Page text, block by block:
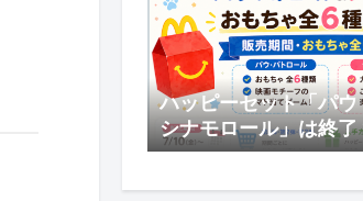
ハッピーセット「パ
シナモロール」は終
種類・販売期間まとめ